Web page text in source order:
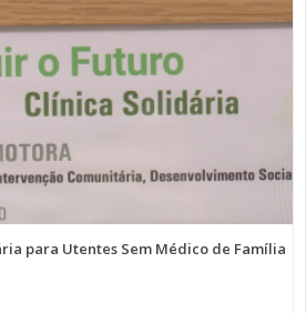
para Utentes Sem Médico de Família